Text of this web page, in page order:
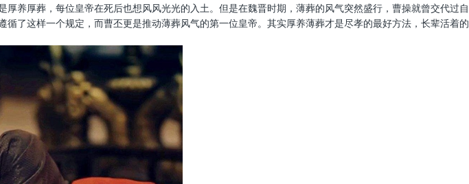
养厚葬，每位皇帝在死后也想风风光光的入土。但是在魏晋时期，薄葬的风气突然盛行，曹操就曾交代过自
了这样一个规定，而曹丕更是推动薄葬风气的第一位皇帝。其实厚养薄葬才是尽孝的最好方法，长辈活着的